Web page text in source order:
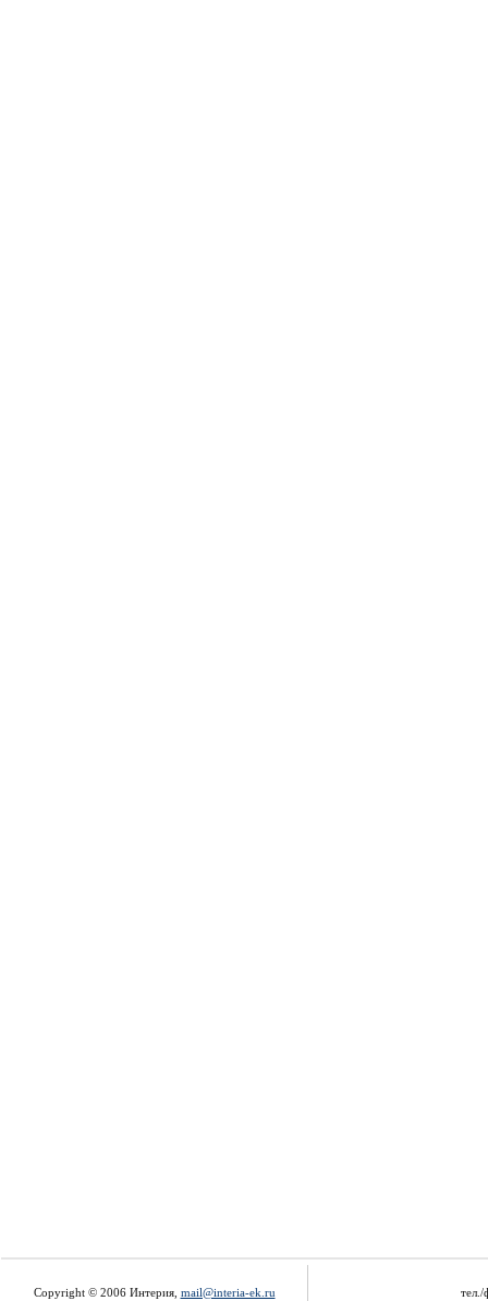
Copyright © 2006 Интерия, mail@interia-ek.ru